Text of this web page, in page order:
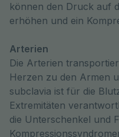
können den Druck auf
erhöhen und ein
Arterien
Die Arterien
Herzen zu den Armen
subclavia ist für die
Extremitäten
die Unterschenkel und